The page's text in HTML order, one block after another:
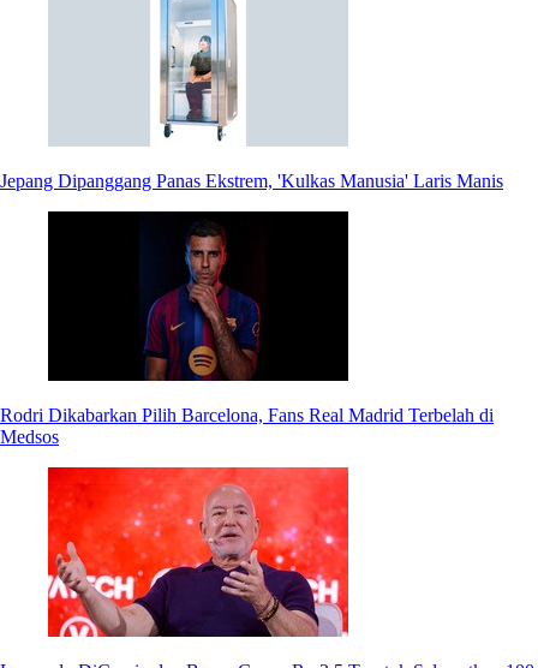
Jepang Dipanggang Panas Ekstrem, 'Kulkas Manusia' Laris Manis
Rodri Dikabarkan Pilih Barcelona, Fans Real Madrid Terbelah di
Medsos